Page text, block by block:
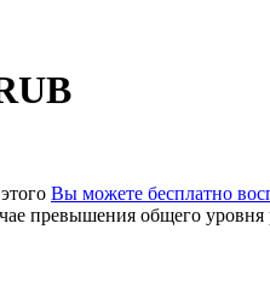
Вы можете бесплатно
превышения общего